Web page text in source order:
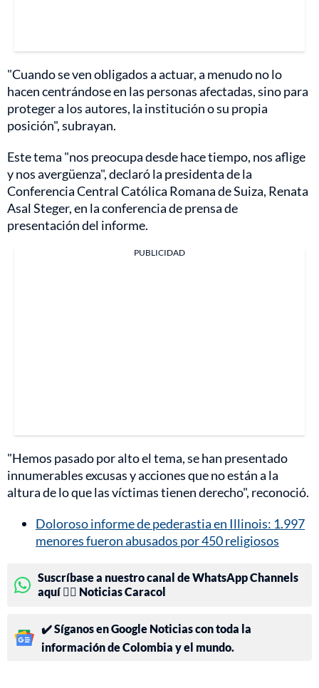
"Cuando se ven obligados a actuar, a menudo no lo
hacen centrándose en las personas afectadas, sino para
proteger a los autores, la institución o su propia
posición", subrayan.
Este tema "nos preocupa desde hace tiempo, nos aflige
y nos avergüenza", declaró la presidenta de la
Conferencia Central Católica Romana de Suiza, Renata
Asal Steger, en la conferencia de prensa de
presentación del informe.
PUBLICIDAD
"Hemos pasado por alto el tema, se han presentado
innumerables excusas y acciones que no están a la
altura de lo que las víctimas tienen derecho", reconoció.
Doloroso informe de pederastia en Illinois: 1.997
menores fueron abusados por 450 religiosos
Suscríbase a nuestro canal de WhatsApp Channels
aquí 👉🏻 Noticias Caracol
✔️ Síganos en Google Noticias con toda la
información de Colombia y el mundo.